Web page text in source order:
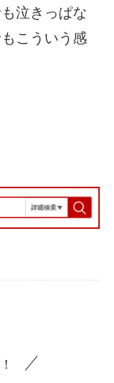
泣きっぱな
こういう感